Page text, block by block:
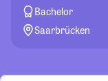
Bachelor
Saarbrücken